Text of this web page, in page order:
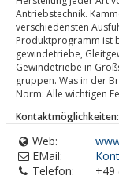
Antriebstechnik.
verschiedensten
Produktprogramm ist
gewinde­triebe,
Gewinde­triebe in
gruppen. Was in der
Norm: Alle wichtigen
Kontaktmöglichkeiten:
Web:
EMail:
Telefon:
+49